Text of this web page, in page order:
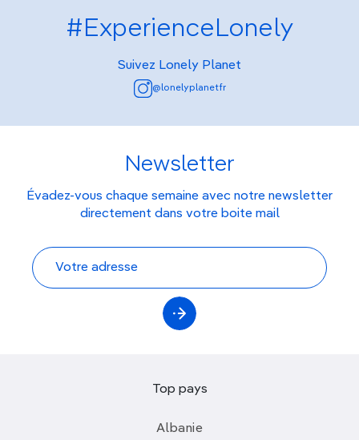
#ExperienceLonely
Suivez Lonely Planet
@lonelyplanetfr
Newsletter
Évadez-vous chaque semaine avec notre newsletter
directement dans votre boite mail
Top pays
Albanie